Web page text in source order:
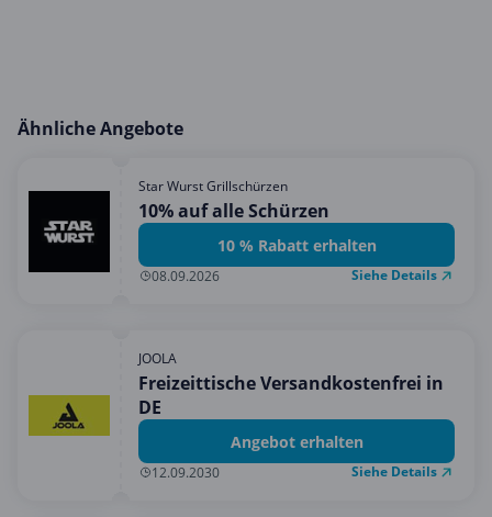
Ähnliche Angebote
Star Wurst Grillschürzen
10% auf alle Schürzen
10 % Rabatt erhalten
08.09.2026 Siehe Details
JOOLA
Freizeittische Versandkostenfrei in
DE
Angebot erhalten
12.09.2030 Siehe Details